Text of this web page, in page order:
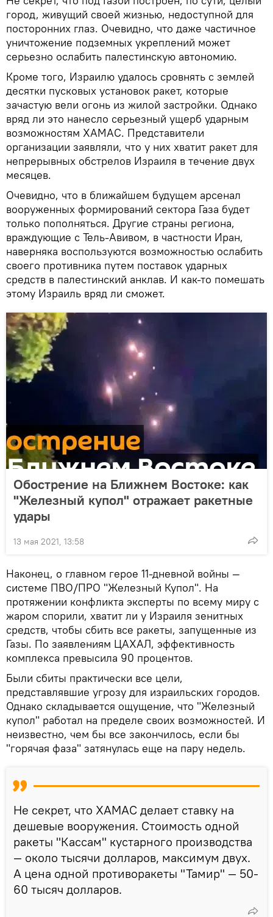
город, живущий своей жизнью, недоступной для
посторонних глаз. Очевидно, что даже частичное
уничтожение подземных укреплений может
серьезно ослабить палестинскую автономию.
Кроме того, Израилю удалось сровнять с землей
десятки пусковых установок ракет, которые
зачастую вели огонь из жилой застройки. Однако
вряд ли это нанесло серьезный ущерб ударным
возможностям ХАМАС. Представители
организации заявляли, что у них хватит ракет для
непрерывных обстрелов Израиля в течение двух
месяцев.
Очевидно, что в ближайшем будущем арсенал
вооруженных формирований сектора Газа будет
только пополняться. Другие страны региона,
враждующие с Тель-Авивом, в частности Иран,
наверняка воспользуются возможностью ослабить
своего противника путем поставок ударных
средств в палестинский анклав. И как-то помешать
этому Израиль вряд ли сможет.
Обострение на Ближнем Востоке: как
"Железный купол" отражает ракетные
удары
13 мая 2021, 13:58
Наконец, о главном герое 11-дневной войны —
системе ПВО/ПРО "Железный Купол". На
протяжении конфликта эксперты по всему миру с
жаром спорили, хватит ли у Израиля зенитных
средств, чтобы сбить все ракеты, запущенные из
Газы. По заявлениям ЦАХАЛ, эффективность
комплекса превысила 90 процентов.
Были сбиты практически все цели,
представлявшие угрозу для израильских городов.
Однако складывается ощущение, что "Железный
купол" работал на пределе своих возможностей. И
неизвестно, чем бы все закончилось, если бы
"горячая фаза" затянулась еще на пару недель.
Не секрет, что ХАМАС делает ставку на
дешевые вооружения. Стоимость одной
ракеты "Кассам" кустарного производства
— около тысячи долларов, максимум двух.
А цена одной противоракеты "Тамир" — 50-
60 тысяч долларов.